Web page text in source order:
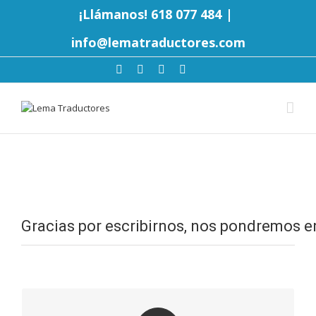
¡Llámanos! 618 077 484 |
info@lematraductores.com
Gracias por escribirnos, nos pondremos